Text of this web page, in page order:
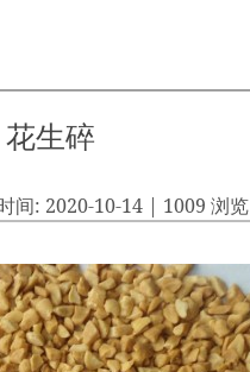
花生碎
间: 2020-10-14 | 1009 浏览